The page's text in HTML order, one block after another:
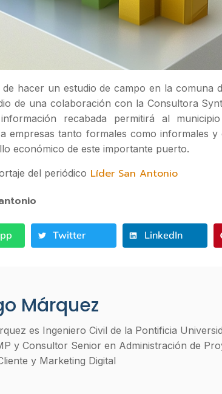
hacer un estudio de campo en la comuna
de una colaboración con la Consultora
recabada permitirá al
empresas tanto formales como informales
económico de este importante puerto.
del periódico Líder San Antonio
Twitter LinkedIn
Márquez
es Ingeniero Civil de la Pontificia
y Consultor Senior en Administración de
y Marketing Digital